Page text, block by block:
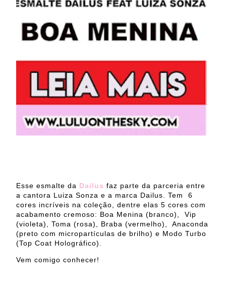
Esse esmalte da Dailus faz parte da parceria entre
a cantora Luiza Sonza e a marca Dailus. Tem 6
cores incríveis na coleção, dentre elas 5 cores com
acabamento cremoso: Boa Menina (branco), Vip
(violeta), Toma (rosa), Braba (vermelho), Anaconda
(preto com micropartículas de brilho) e Modo Turbo
(Top Coat Holográfico).
Vem comigo conhecer!